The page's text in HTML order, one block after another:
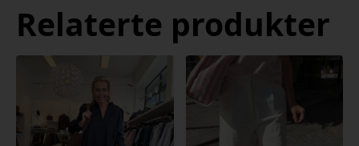
Relaterte produkter